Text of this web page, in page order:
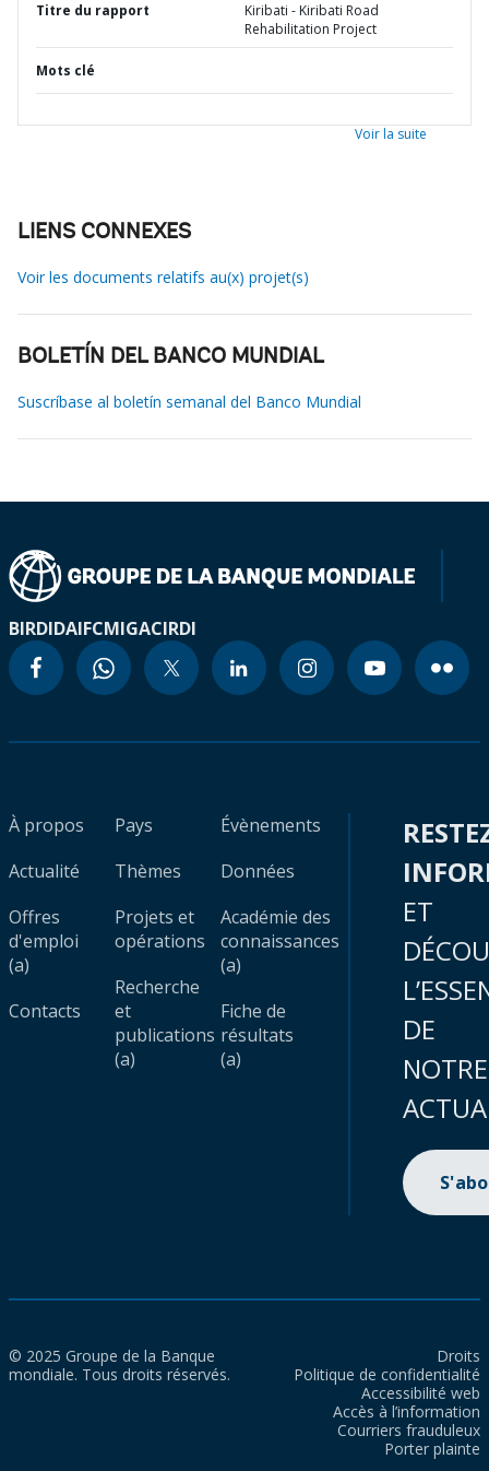
Titre du rapport
Kiribati - Kiribati Road
Rehabilitation Project
Mots clé
Voir la suite
LIENS CONNEXES
Voir les documents relatifs au(x) projet(s)
BOLETÍN DEL BANCO MUNDIAL
Suscríbase al boletín semanal del Banco Mundial
BIRDIDAIFCMIGACIRDI
À propos
Actualité
Offres
d'emploi
(a)
Contacts
Pays
Thèmes
Projets et
opérations
Recherche
et
publications
(a)
Évènements
Données
Académie des
connaissances
(a)
Fiche de
résultats
(a)
ET
DE
NOTRE
© 2025 Groupe de la Banque
mondiale. Tous droits réservés.
Droits
Politique de confidentialité
Accessibilité web
Accès à l’information
Courriers frauduleux
Porter plainte